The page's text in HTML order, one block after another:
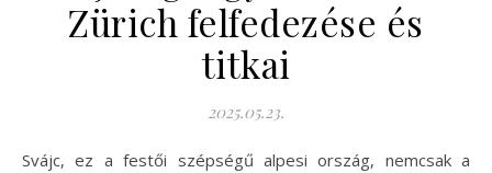
Zürich felfedezése és
titkai
2025.05.23.
Svájc, ez a festői szépségű alpesi ország, nemcsak a